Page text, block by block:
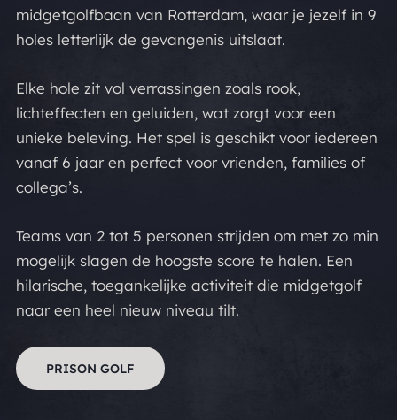
midgetgolfbaan van Rotterdam, waar je jezelf in 9
holes letterlijk de gevangenis uitslaat.
Elke hole zit vol verrassingen zoals rook,
lichteffecten en geluiden, wat zorgt voor een
unieke beleving. Het spel is geschikt voor iedereen
vanaf 6 jaar en perfect voor vrienden, families of
collega’s.
Teams van 2 tot 5 personen strijden om met zo min
mogelijk slagen de hoogste score te halen. Een
hilarische, toegankelijke activiteit die midgetgolf
naar een heel nieuw niveau tilt.
PRISON GOLF